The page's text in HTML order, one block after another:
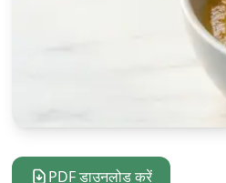
PDF डाउनलोड करें